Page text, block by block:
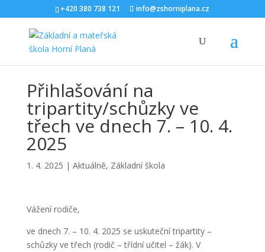
+420 380 738 121 info@zshorniplana.cz
Přihlašování na
tripartity/schůzky ve
třech ve dnech 7. – 10. 4.
2025
1. 4. 2025 | Aktuálně, Základní škola
Vážení rodiče,
ve dnech 7. – 10. 4. 2025 se uskuteční tripartity –
schůzky ve třech (rodič – třídní učitel – žák). V